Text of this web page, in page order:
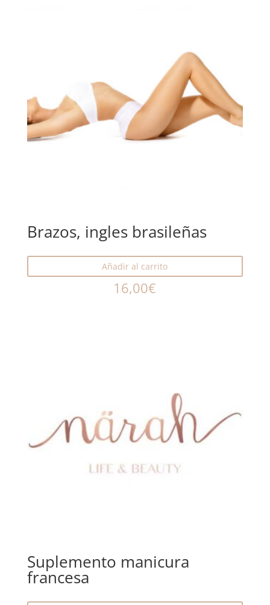
Brazos, ingles brasileñas
Añadir al carrito
16,00€
Suplemento manicura
francesa